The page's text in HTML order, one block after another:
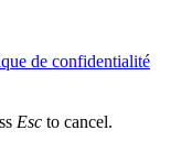
de confidentialité
Esc to cancel.